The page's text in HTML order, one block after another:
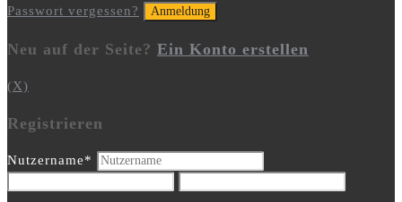
Passwort vergessen?
Neu auf der Seite? Ein Konto erstellen
(X)
Registrieren
Nutzername*